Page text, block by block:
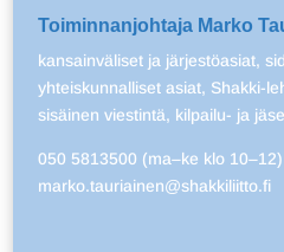
Toiminnanjohtaja Marko
kansainväliset ja järjestöasiat,
yhteiskunnalliset asiat, Shakki-
sisäinen viestintä, kilpailu- ja
050 5813500 (ma–ke klo 10–12)
marko.tauriainen@shakkiliitto.fi